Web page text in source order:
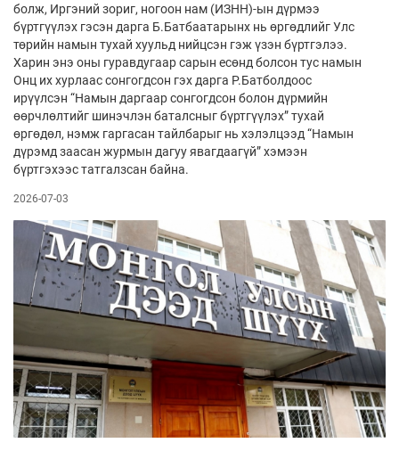
болж, Иргэний зориг, ногоон нам (ИЗНН)-ын дүрмээ
бүртгүүлэх гэсэн дарга Б.Батбаатарынх нь өргөдлийг Улс
төрийн намын тухай хуульд нийцсэн гэж үзэн бүртгэлээ.
Харин энэ оны гуравдугаар сарын есөнд болсон тус намын
Онц их хурлаас сонгогдсон гэх дарга Р.Батболдоос
ирүүлсэн “Намын даргаар сонгогдсон болон дүрмийн
өөрчлөлтийг шинэчлэн баталсныг бүртгүүлэх” тухай
өргөдөл, нэмж гаргасан тайлбарыг нь хэлэлцээд “Намын
дүрэмд заасан журмын дагуу явагдаагүй” хэмээн
бүртгэхээс татгалзсан байна.
2026-07-03